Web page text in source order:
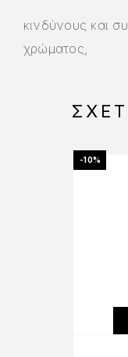
κινδύνους και
χρώματος,
-10%